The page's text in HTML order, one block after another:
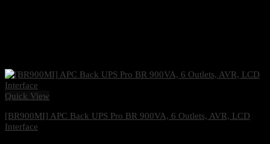
Quick View
[BR900MI] APC Back UPS Pro BR 900VA, 6 Outlets, AVR, LCD
Interface